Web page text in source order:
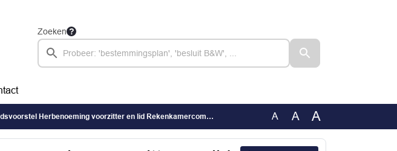
Zoeken
Herbenoeming voorzitter en lid Rekenkamercommissie tot 1 januari 2024 (22.85).docx A A A